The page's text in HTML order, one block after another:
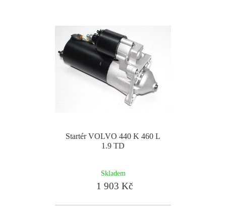
Startér VOLVO 440 K 460 L
1.9 TD
Skladem
1 903 Kč